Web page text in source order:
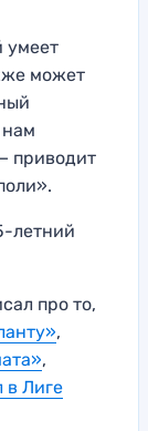
умеет
может
нам
приводит
летний
про то,
,
,
в Лиге